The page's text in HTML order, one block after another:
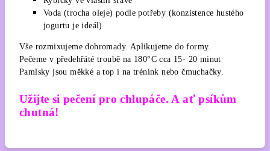
Voda (trocha oleje) podle potřeby (konzistence hustého
jogurtu je ideál)
Vše rozmixujeme dohromady. Aplikujeme do formy.
Pečeme v předehřáté troubě na 180°C cca 15- 20 minut
Pamlsky jsou měkké a top i na trénink nebo čmuchačky.
Užijte si pečení pro chlupáče. A ať psíkům
chutná!